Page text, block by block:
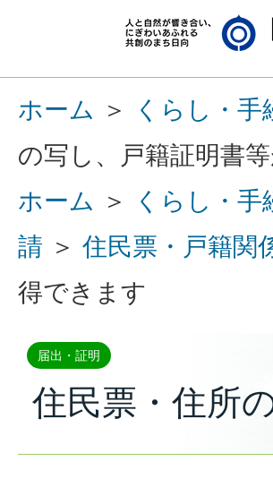
ホーム ＞ くらし・手
の写し、戸籍証明書
ホーム
＞ くらし・手
請 ＞ 住民票・戸籍関
得できます
届出・証明
住民票・住所